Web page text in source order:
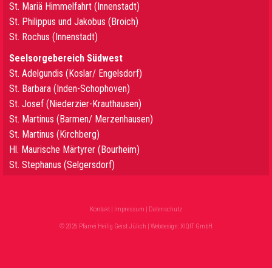
St. Mariä Himmelfahrt (Innenstadt)
St. Philippus und Jakobus (Broich)
St. Rochus (Innenstadt)
Seelsorgebereich Südwest
St. Adelgundis (Koslar/ Engelsdorf)
St. Barbara (Inden-Schophoven)
St. Josef (Niederzier-Krauthausen)
St. Martinus (Barmen/ Merzenhausen)
St. Martinus (Kirchberg)
Hl. Maurische Märtyrer (Bourheim)
St. Stephanus (Selgersdorf)
Kontakt | Impressum | Datenschutz
© 2026 Pfarrei Heilig Geist Jülich | Webdesign:XIQIT GmbH